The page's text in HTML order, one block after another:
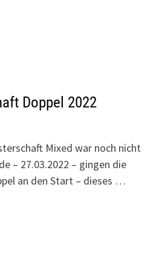
Doppel 2022
Mixed war noch nicht
– 27.03.2022 – gingen die
an den Start – dieses …